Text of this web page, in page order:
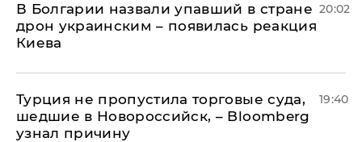
В Болгарии назвали упавший в стране
дрон украинским – появилась реакция
Киева
20:02
Турция не пропустила торговые суда,
шедшие в Новороссийск, – Bloomberg
узнал причину
19:40